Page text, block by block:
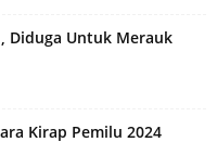
Diduga Untuk Merauk
Kirap Pemilu 2024